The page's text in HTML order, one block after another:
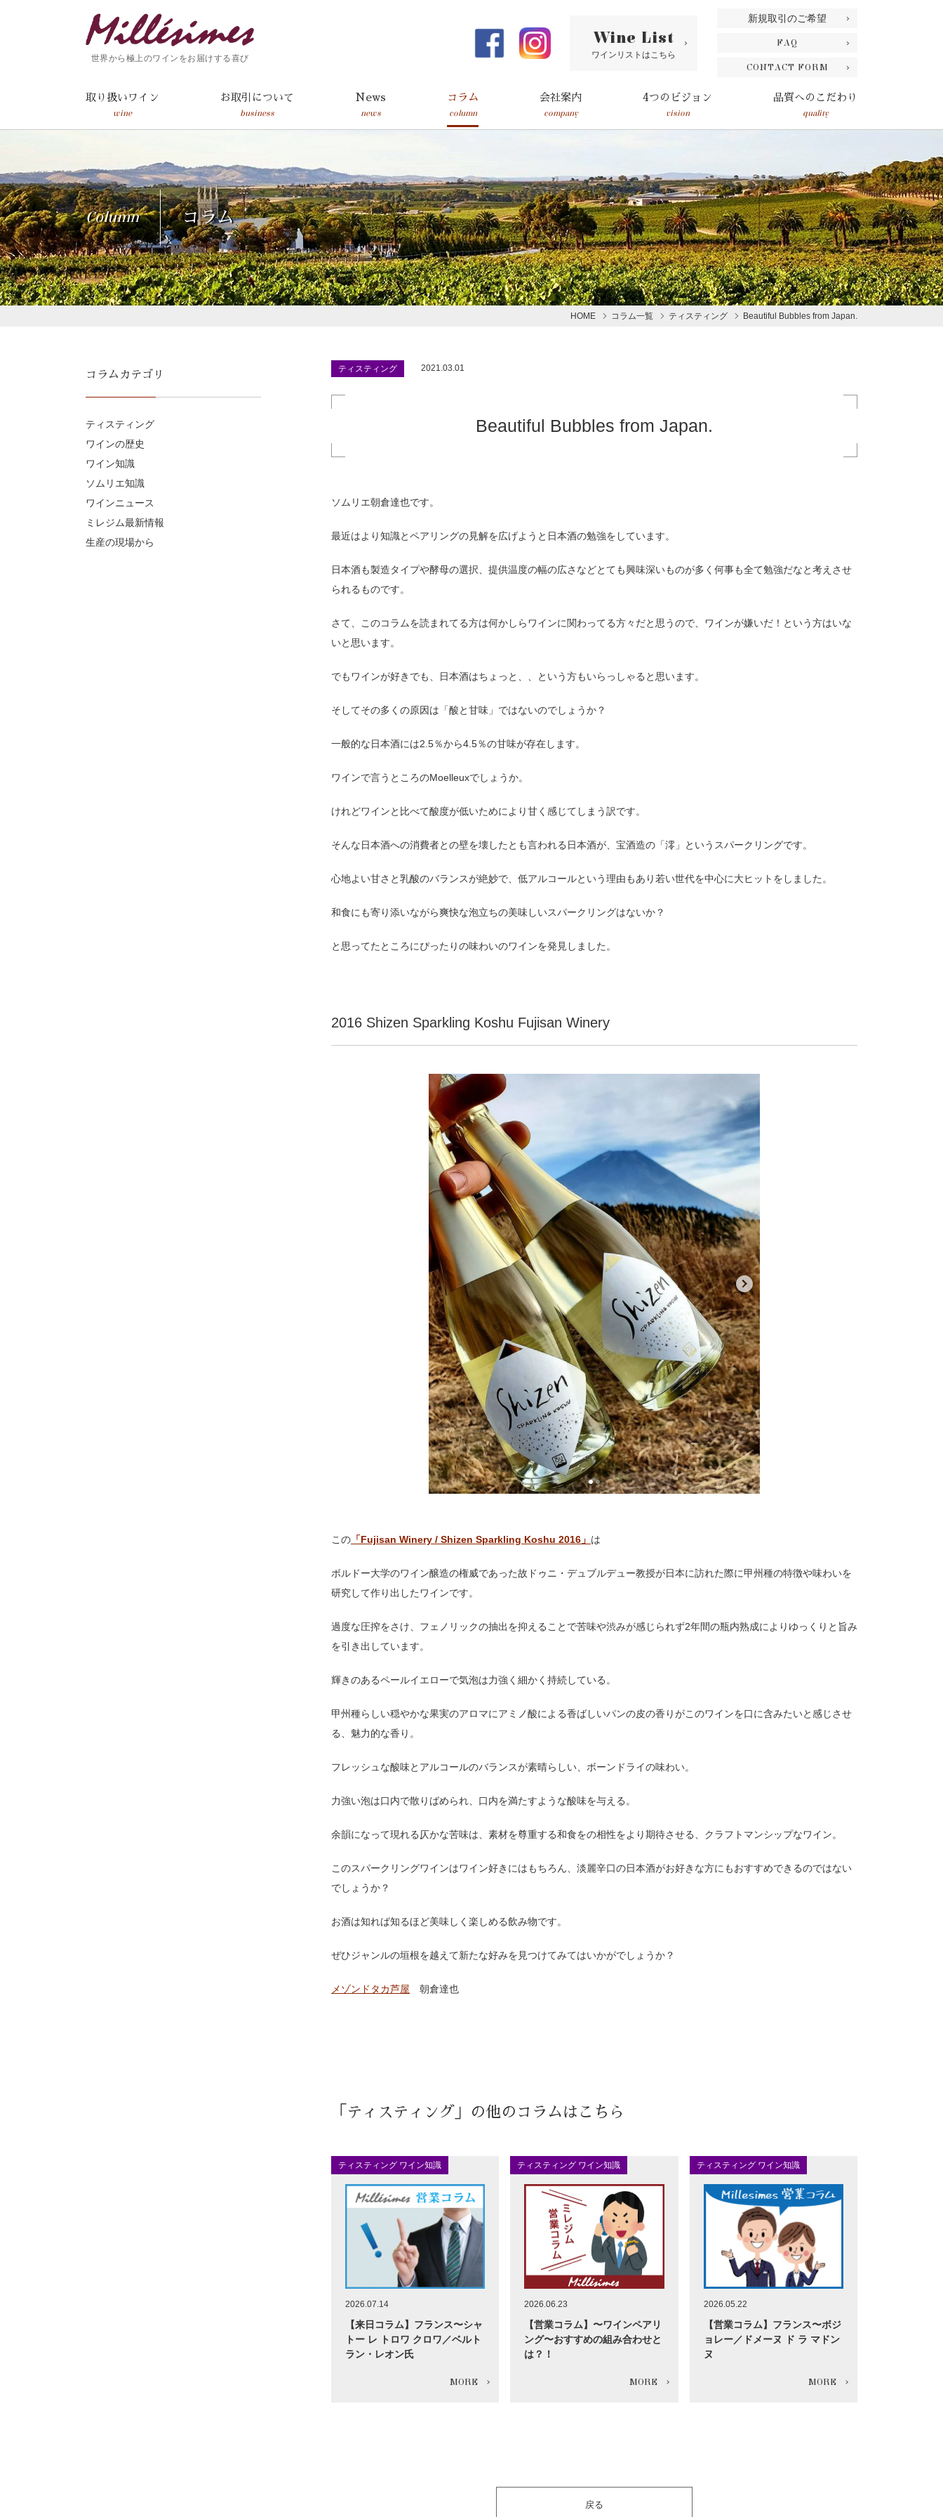
世界から極上のワインをお届けする喜び
Wine List
ワインリストはこちら
新規取引のご希望
FAQ
CONTACT FORM
取り扱いワイン
wine
お取引について
business
News
news
コラム
column
会社案内
company
4つのビジョン
vision
品質へのこだわり
quality
Column コラム
HOME コラム一覧 ティスティング Beautiful Bubbles from Japan.
ティスティング 2021.03.01
Beautiful Bubbles from Japan.
ソムリエ朝倉達也です。
最近はより知識とペアリングの見解を広げようと日本酒の勉強をしています。
日本酒も製造タイプや酵母の選択、提供温度の幅の広さなどとても興味深いものが多く何事も全て勉強だなと考えさせ
られるものです。
さて、このコラムを読まれてる方は何かしらワインに関わってる方々だと思うので、ワインが嫌いだ！という方はいな
いと思います。
でもワインが好きでも、日本酒はちょっと、、という方もいらっしゃると思います。
そしてその多くの原因は「酸と甘味」ではないのでしょうか？
一般的な日本酒には2.5％から4.5％の甘味が存在します。
ワインで言うところのMoelleuxでしょうか。
けれどワインと比べて酸度が低いためにより甘く感じてしまう訳です。
そんな日本酒への消費者との壁を壊したとも言われる日本酒が、宝酒造の「澪」というスパークリングです。
心地よい甘さと乳酸のバランスが絶妙で、低アルコールという理由もあり若い世代を中心に大ヒットをしました。
和食にも寄り添いながら爽快な泡立ちの美味しいスパークリングはないか？
と思ってたところにぴったりの味わいのワインを発見しました。
2016 Shizen Sparkling Koshu Fujisan Winery
この 「Fujisan Winery / Shizen Sparkling Koshu 2016」 は
ボルドー大学のワイン醸造の権威であった故ドゥニ・デュブルデュー教授が日本に訪れた際に甲州種の特徴や味わいを
研究して作り出したワインです。
過度な圧搾をさけ、フェノリックの抽出を抑えることで苦味や渋みが感じられず2年間の瓶内熟成によりゆっくりと旨み
を引き出しています。
輝きのあるペールイエローで気泡は力強く細かく持続している。
甲州種らしい穏やかな果実のアロマにアミノ酸による香ばしいパンの皮の香りがこのワインを口に含みたいと感じさせ
る、魅力的な香り。
フレッシュな酸味とアルコールのバランスが素晴らしい、ボーンドライの味わい。
力強い泡は口内で散りばめられ、口内を満たすような酸味を与える。
余韻になって現れる仄かな苦味は、素材を尊重する和食をの相性をより期待させる、クラフトマンシップなワイン。
このスパークリングワインはワイン好きにはもちろん、淡麗辛口の日本酒がお好きな方にもおすすめできるのではない
でしょうか？
お酒は知れば知るほど美味しく楽しめる飲み物です。
ぜひジャンルの垣根を越えて新たな好みを見つけてみてはいかがでしょうか？
メゾンドタカ芦屋 朝倉達也
「ティスティング」の他のコラムはこちら
ティスティング ワイン知識
2026.07.14
【来日コラム】フランス〜シャ
トー レ トロワ クロワ／ベルト
ラン・レオン氏
ティスティング ワイン知識
2026.06.23
【営業コラム】〜ワインペアリ
ング〜おすすめの組み合わせと
は？！
ティスティング ワイン知識
2026.05.22
【営業コラム】フランス〜ボジ
ョレー／ドメーヌ ド ラ マドン
ヌ
戻る
コラムカテゴリ
ティスティング
ワインの歴史
ワイン知識
ソムリエ知識
ワインニュース
ミレジム最新情報
生産の現場から